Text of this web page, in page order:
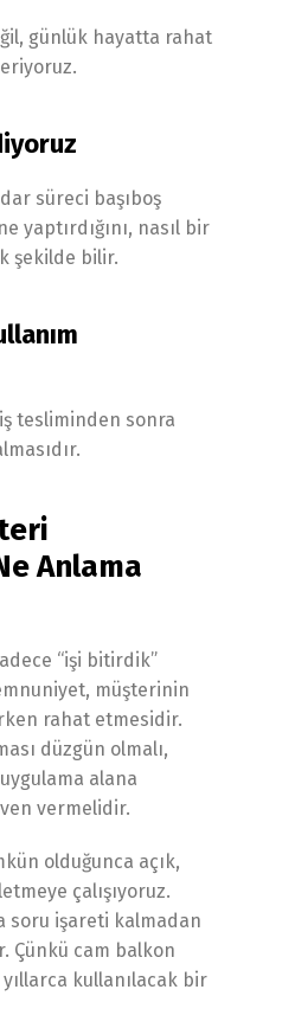
günlük hayatta rahat
süreci başıboş
yaptırdığını, nasıl bir
şekilde bilir.
tesliminden sonra
Anlama
“işi bitirdik”
müşterinin
rahat etmesidir.
düzgün olmalı,
alana
vermelidir.
olduğunca açık,
çalışıyoruz.
soru işareti kalmadan
Çünkü cam balkon
kullanılacak bir